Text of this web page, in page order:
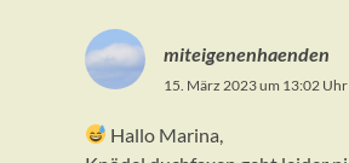
miteigenenhaenden
15. März 2023 um 13:02 Uhr
Hallo Marina,